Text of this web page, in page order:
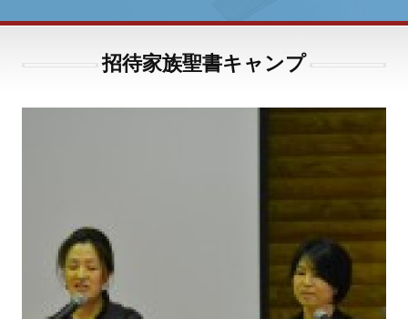
招待家族聖書キャンプ